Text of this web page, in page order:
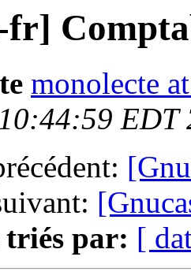
fr]
monolecte
EDT
triés par: [